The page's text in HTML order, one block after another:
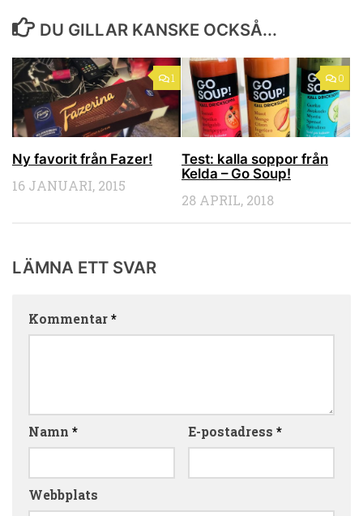
DU GILLAR KANSKE OCKSÅ...
1
Ny favorit från Fazer!
16 JANUARI, 2015
0
Test: kalla soppor från
Kelda – Go Soup!
28 APRIL, 2018
LÄMNA ETT SVAR
Kommentar*
Namn * E-postadress *
Webbplats